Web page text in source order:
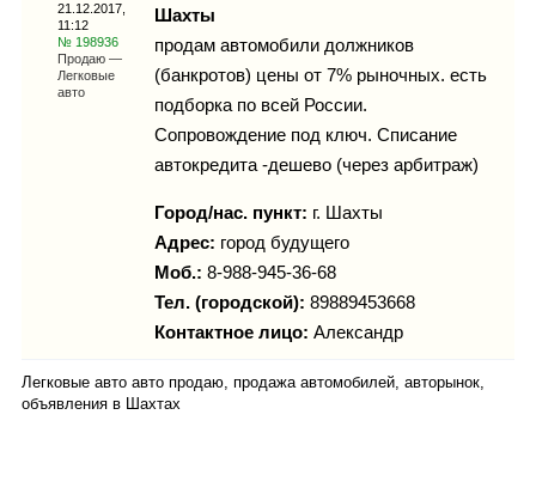
Инфо
Карты
21.12.2017,
11:12
№ 198936
Продаю —
Легковые
авто
Шахты
продам автомобили должников
(банкротов) цены от 7% рыночных. есть
подборка по всей России.
Сопровождение под ключ. Списание
автокредита -дешево (через арбитраж)
Город/нас. пункт: г. Шахты
Адрес: город будущего
Моб.: 8-988-945-36-68
Тел. (городской): 89889453668
Контактное лицо: Александр
Легковые авто авто продаю, продажа автомобилей, авторынок,
объявления в Шахтах